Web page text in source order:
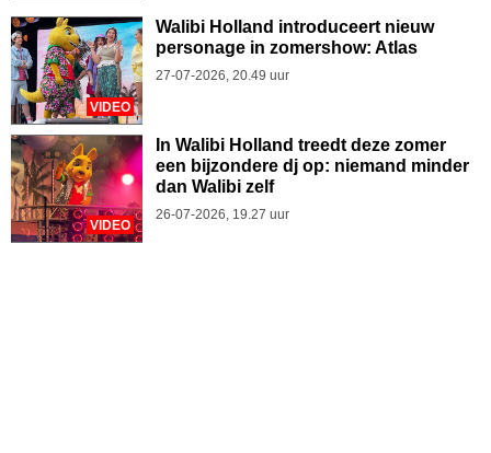
VIDEO
Walibi Holland introduceert nieuw
personage in zomershow: Atlas
27-07-2026, 20.49 uur
VIDEO
In Walibi Holland treedt deze zomer
een bijzondere dj op: niemand minder
dan Walibi zelf
26-07-2026, 19.27 uur